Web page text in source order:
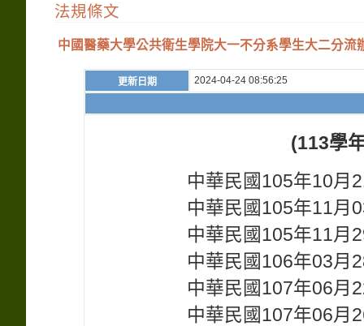
法規條文
中國醫藥大學公共衛生學院大一不分系學生大二分流
更新日期 2024-04-24 08:56:25
(113學
中華民國105年10月
中華民國105年11月
中華民國105年11月
中華民國106年03月
中華民國107年06月
中華民國107年06月